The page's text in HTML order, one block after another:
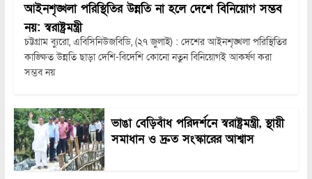
আইনশৃঙ্খলা পরিস্থিতির উন্নতি না হলে দেশে বিনিয়োগ সম্ভব
নয়: স্বরাষ্ট্রমন্ত্রী
চট্টগ্রাম ব্যুরো, এবিসিনিউজবিডি, (২৭ জুলাই) : দেশের আইনশৃঙ্খলা পরিস্থিতির
কাঙ্ক্ষিত উন্নতি ছাড়া দেশি-বিদেশি কোনো নতুন বিনিয়োগই আকর্ষণ করা
সম্ভব নয়
ভাঙা বেড়িবাঁধ পরিদর্শনে স্বরাষ্ট্রমন্ত্রী, স্থায়ী
সমাধান ও দ্রুত সংস্কারের আশ্বাস